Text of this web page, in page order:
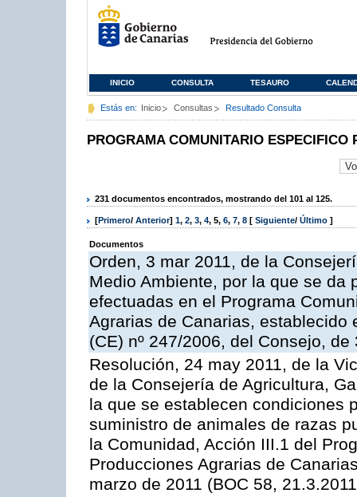
INICIO CONSULTA TESAURO
Estás en: Inicio Consultas Resultado Consulta
PROGRAMA COMUNITARIO ESPECIFICO
231 documentos encontrados, mostrando del 101 al 125.
[Primero/ Anterior] 1, 2, 3, 4, 5, 6, 7, 8 [ Siguiente/ Último ]
Documentos
Orden, 3 mar 2011, de la
Medio Ambiente, por la que se da
efectuadas en el Programa
Agrarias de Canarias,
(CE) nº 247/2006, del Consejo,
Resolución, 24 may 2011, de la
de la Consejería de Agricultura,
la que se establecen condiciones
suministro de animales de razas
la Comunidad, Acción III.1 del
Producciones Agrarias de
marzo de 2011 (BOC 58,